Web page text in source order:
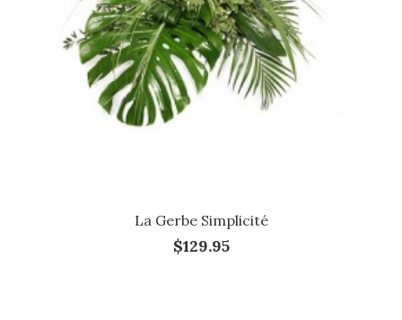
La Gerbe Simplicité
$129.95